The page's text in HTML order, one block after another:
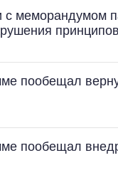
с меморандумом
пообещал
пообещал